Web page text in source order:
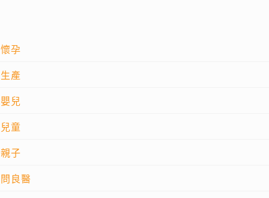
懷孕
生產
嬰兒
兒童
親子
問良醫